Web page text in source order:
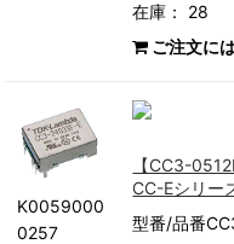
在庫： 28
ご注文に
K0059000
0257
【CC3-
CC-Eシリー
型番/品番